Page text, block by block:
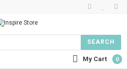
SEARCH
My Cart 0